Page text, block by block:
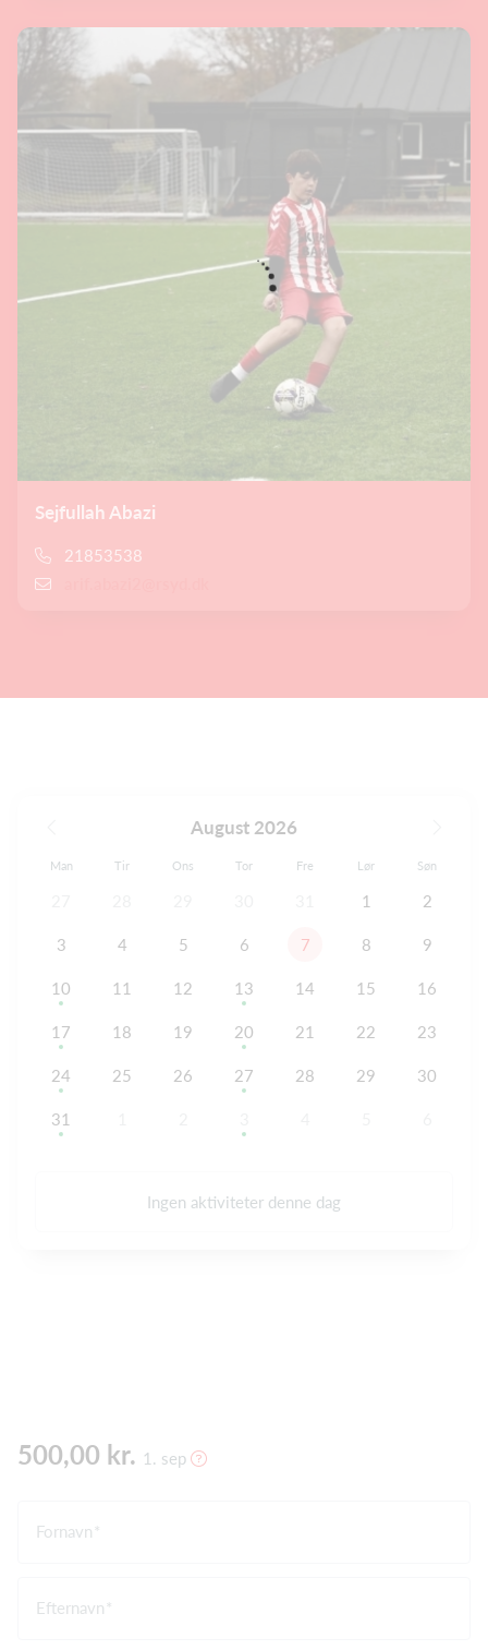
Sejfullah Abazi
21853538
August 2026
Man Tir Ons Tor Fre Lør Søn
1 2
3 4 5 6 7 8 9
10 11 12 13 14 15 16
17 18 19 20 21 22 23
24 25 26 27 28 29 30
31
Ingen aktiviteter denne dag
500,00 kr. 1. sep
Fornavn
Efternavn